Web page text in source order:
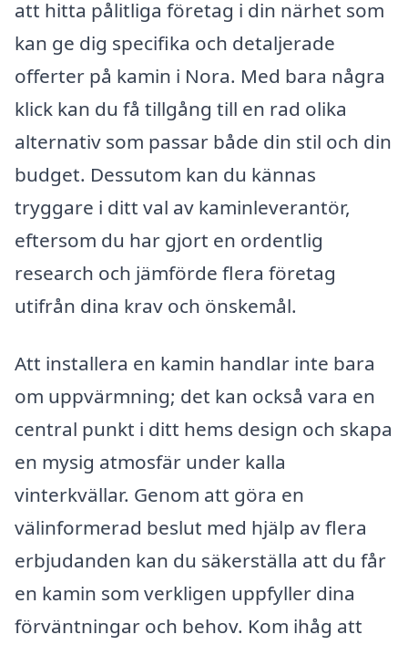
att hitta pålitliga företag i din närhet som
kan ge dig specifika och detaljerade
offerter på kamin i Nora. Med bara några
klick kan du få tillgång till en rad olika
alternativ som passar både din stil och din
budget. Dessutom kan du kännas
tryggare i ditt val av kaminleverantör,
eftersom du har gjort en ordentlig
research och jämförde flera företag
utifrån dina krav och önskemål.
Att installera en kamin handlar inte bara
om uppvärmning; det kan också vara en
central punkt i ditt hems design och skapa
en mysig atmosfär under kalla
vinterkvällar. Genom att göra en
välinformerad beslut med hjälp av flera
erbjudanden kan du säkerställa att du får
en kamin som verkligen uppfyller dina
förväntningar och behov. Kom ihåg att